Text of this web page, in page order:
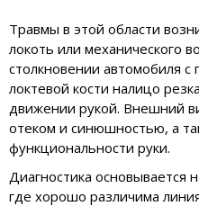
Травмы в этой области
локоть или механического
столкновении автомобиля
локтевой кости налицо
движении рукой. Внешний
отеком и синюшностью, а
функциональности руки.
Диагностика основывается
где хорошо различима